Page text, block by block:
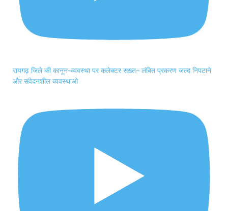
रायगढ़ जिले की कानून-व्यवस्था पर कलेक्टर सख़्त– लंबित प्रकरण जल्द निपटाने
और संवेदनशील व्यवस्थाओ